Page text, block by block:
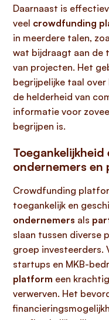
Daarnaast is
veel crowdfunding
in meerdere talen,
wat bijdraagt aan de
van projecten. Het
begrijpelijke taal
de helderheid van
informatie voor
begrijpen is.
ondernemers en
Crowdfunding
toegankelijk en
ondernemers als
slaan tussen diverse
groep investeerders.
startups en MKB-
platform een
verwerven. Het